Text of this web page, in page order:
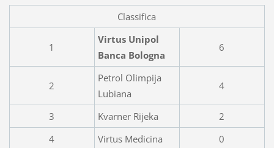
Classifica
1
Virtus Unipol
Banca Bologna
6
2
Petrol Olimpija
Lubiana
4
3 Kvarner Rijeka
2
4
Virtus Medicina 0